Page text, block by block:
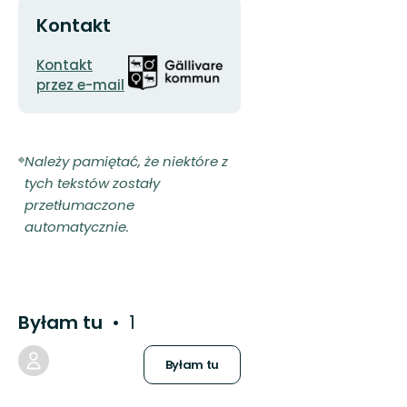
Kontakt
Adres
e-
Kontakt
przez e-mail
Logotyp
organizacji
Należy pamiętać, że niektóre z
tych tekstów zostały
przetłumaczone
automatycznie.
Byłam tu 1
Byłam tu